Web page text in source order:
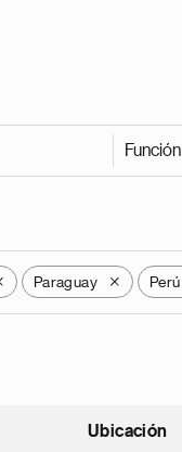
Función
Paraguay X Perú
Ubicación